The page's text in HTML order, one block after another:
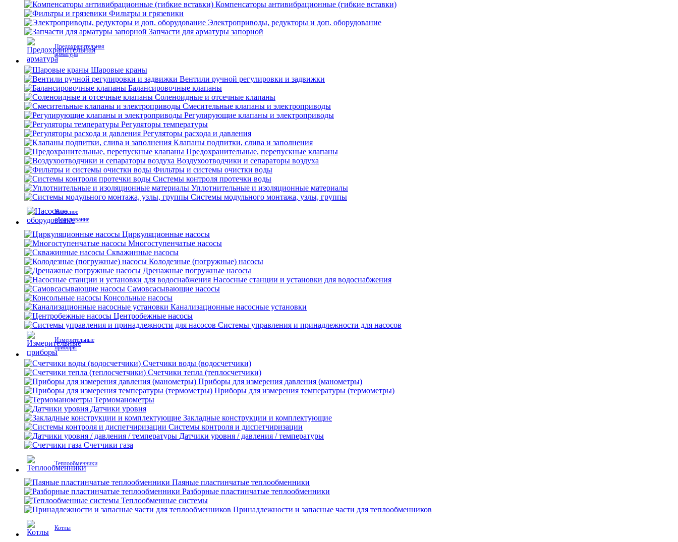
Компенсаторы антивибрационные (гибкие вставки)
Фильтры и грязевики
Электроприводы, редукторы и доп. оборудование
Запчасти для арматуры запорной
Предохранительная
арматура
Шаровые краны
Вентили ручной регулировки и задвижки
Балансировочные клапаны
Соленоидные и отсечные клапаны
Смесительные клапаны и электроприводы
Регулирующие клапаны и электроприводы
Регуляторы температуры
Регуляторы расхода и давления
Клапаны подпитки, слива и заполнения
Предохранительные, перепускные клапаны
Воздухоотводчики и сепараторы воздуха
Фильтры и системы очистки воды
Системы контроля протечки воды
Уплотнительные и изоляционные материалы
Системы модульного монтажа, узлы, группы
Насосное
оборудование
Циркуляционные насосы
Многоступенчатые насосы
Скважинные насосы
Колодезные (погружные) насосы
Дренажные погружные насосы
Насосные станции и установки для водоснабжения
Самовсасывающие насосы
Консольные насосы
Канализационные насосные установки
Центробежные насосы
Системы управления и принадлежности для насосов
Измерительные
приборы
Счетчики воды (водосчетчики)
Счетчики тепла (теплосчетчики)
Приборы для измерения давления (манометры)
Приборы для измерения температуры (термометры)
Термоманометры
Датчики уровня
Закладные конструкции и комплектующие
Системы контроля и диспетчиризации
Датчики уровня / давления / температуры
Счетчики газа
Теплообменники
Паяные пластинчатые теплообменники
Разборные пластинчатые теплообменники
Теплообменные системы
Принадлежности и запасные части для теплообменников
Котлы